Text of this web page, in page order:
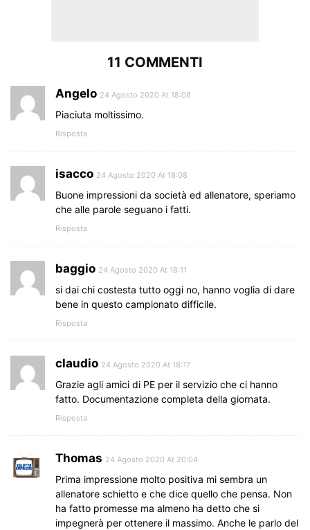
11 COMMENTI
Angelo 24 Agosto 2020 At 18:08
Piaciuta moltissimo.
Risposta
isacco 24 Agosto 2020 At 18:08
Buone impressioni da società ed allenatore, speriamo
che alle parole seguano i fatti.
Risposta
baggio 24 Agosto 2020 At 18:11
si dai chi costesta tutto oggi no, hanno voglia di dare
bene in questo campionato difficile.
Risposta
claudio 24 Agosto 2020 At 18:17
Grazie agli amici di PE per il servizio che ci hanno
fatto. Documentazione completa della giornata.
Risposta
Thomas 24 Agosto 2020 At 20:04
Prima impressione molto positiva mi sembra un
allenatore schietto e che dice quello che pensa. Non
ha fatto promesse ma almeno ha detto che si
impegnerà per ottenere il massimo. Anche le parlo del